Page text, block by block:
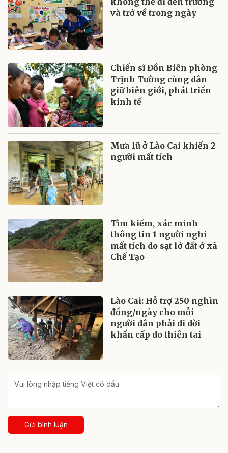
và trở về trong ngày
Chiến sĩ Đồn Biên phòng
Trịnh Tường cùng dân
giữ biên giới, phát triển
kinh tế
Mưa lũ ở Lào Cai khiến 2
người mất tích
Tìm kiếm, xác minh
thông tin 1 người nghi
mất tích do sạt lở đất ở xã
Chế Tạo
Lào Cai: Hỗ trợ 250 nghìn
đồng/ngày cho mỗi
người dân phải di dời
khẩn cấp do thiên tai
Gửi bình luận